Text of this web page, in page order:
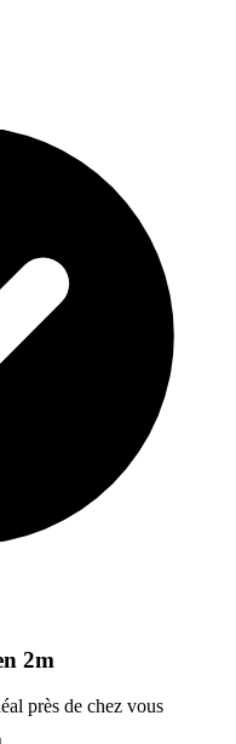
2m
près de chez vous